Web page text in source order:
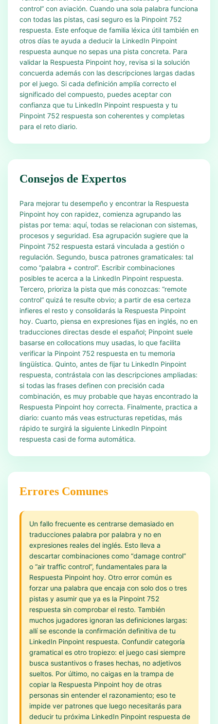
control” con aviación. Cuando una sola palabra funciona
con todas las pistas, casi seguro es la Pinpoint 752
respuesta. Este enfoque de familia léxica útil también en
otros días te ayuda a deducir la LinkedIn Pinpoint
respuesta aunque no sepas una pista concreta. Para
validar la Respuesta Pinpoint hoy, revisa si la solución
concuerda además con las descripciones largas dadas
por el juego. Si cada definición amplía correcto el
significado del compuesto, puedes aceptar con
confianza que tu LinkedIn Pinpoint respuesta y tu
Pinpoint 752 respuesta son coherentes y completas
para el reto diario.
Consejos de Expertos
Para mejorar tu desempeño y encontrar la Respuesta
Pinpoint hoy con rapidez, comienza agrupando las
pistas por tema: aquí, todas se relacionan con sistemas,
procesos y seguridad. Esa agrupación sugiere que la
Pinpoint 752 respuesta estará vinculada a gestión o
regulación. Segundo, busca patrones gramaticales: tal
como “palabra + control”. Escribir combinaciones
posibles te acerca a la LinkedIn Pinpoint respuesta.
Tercero, prioriza la pista que más conozcas: “remote
control” quizá te resulte obvio; a partir de esa certeza
infieres el resto y consolidarás la Respuesta Pinpoint
hoy. Cuarto, piensa en expresiones fijas en inglés, no en
traducciones directas desde el español; Pinpoint suele
basarse en collocations muy usadas, lo que facilita
verificar la Pinpoint 752 respuesta en tu memoria
lingüística. Quinto, antes de fijar tu LinkedIn Pinpoint
respuesta, contrástala con las descripciones ampliadas:
si todas las frases definen con precisión cada
combinación, es muy probable que hayas encontrado la
Respuesta Pinpoint hoy correcta. Finalmente, practica a
diario: cuanto más veas estructuras repetidas, más
rápido te surgirá la siguiente LinkedIn Pinpoint
respuesta casi de forma automática.
Errores Comunes
Un fallo frecuente es centrarse demasiado en
traducciones palabra por palabra y no en
expresiones reales del inglés. Esto lleva a
descartar combinaciones como “damage control”
o “air traffic control”, fundamentales para la
Respuesta Pinpoint hoy. Otro error común es
forzar una palabra que encaja con solo dos o tres
pistas y asumir que ya es la Pinpoint 752
respuesta sin comprobar el resto. También
muchos jugadores ignoran las definiciones largas:
allí se esconde la confirmación definitiva de tu
LinkedIn Pinpoint respuesta. Confundir categoría
gramatical es otro tropiezo: el juego casi siempre
busca sustantivos o frases hechas, no adjetivos
sueltos. Por último, no caigas en la trampa de
copiar la Respuesta Pinpoint hoy de otras
personas sin entender el razonamiento; eso te
impide ver patrones que luego necesitarás para
deducir tu próxima LinkedIn Pinpoint respuesta de